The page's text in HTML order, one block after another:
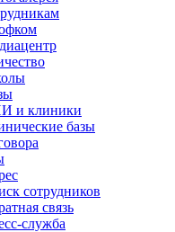
и клиники
базы
сотрудников
связь
служба